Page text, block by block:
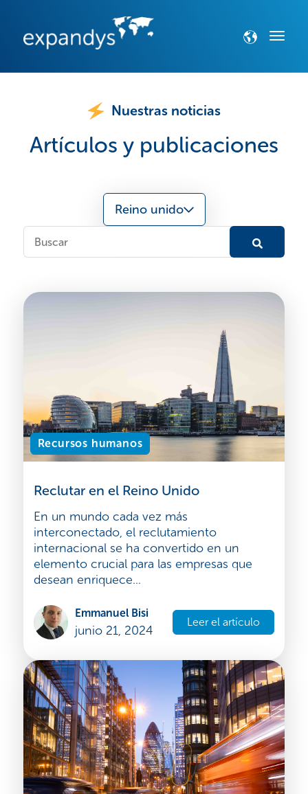
Nuestras noticias
Artículos y publicaciones
Reino unido
Esto es un campo de búsqueda con una función de
Recursos humanos
Reclutar en el Reino Unido
En un mundo cada vez más
interconectado, el reclutamiento
internacional se ha convertido en un
elemento crucial para las empresas que
desean enriquece...
Emmanuel Bisi
junio 21, 2024
Leer el artículo